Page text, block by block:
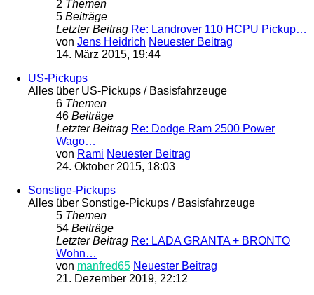
2 Themen
5 Beiträge
Letzter Beitrag Re: Landrover 110 HCPU Pickup…
von Jens Heidrich Neuester Beitrag
14. März 2015, 19:44
US-Pickups
Alles über US-Pickups / Basisfahrzeuge
6 Themen
46 Beiträge
Letzter Beitrag Re: Dodge Ram 2500 Power
Wago…
von Rami Neuester Beitrag
24. Oktober 2015, 18:03
Sonstige-Pickups
Alles über Sonstige-Pickups / Basisfahrzeuge
5 Themen
54 Beiträge
Letzter Beitrag Re: LADA GRANTA + BRONTO
Wohn…
von manfred65 Neuester Beitrag
21. Dezember 2019, 22:12